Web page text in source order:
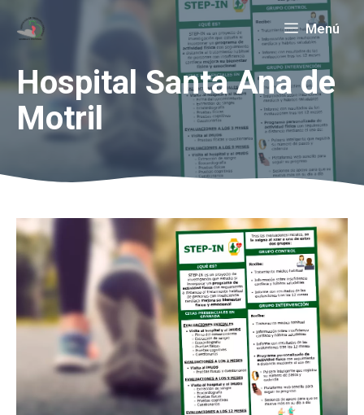
Menú
Hospital Santa Ana de
Motril